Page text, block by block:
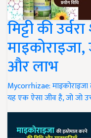
मिट्टी की
और लाभ
Mycorrhizae:
यह एक ऐसा जीव है, जो जो